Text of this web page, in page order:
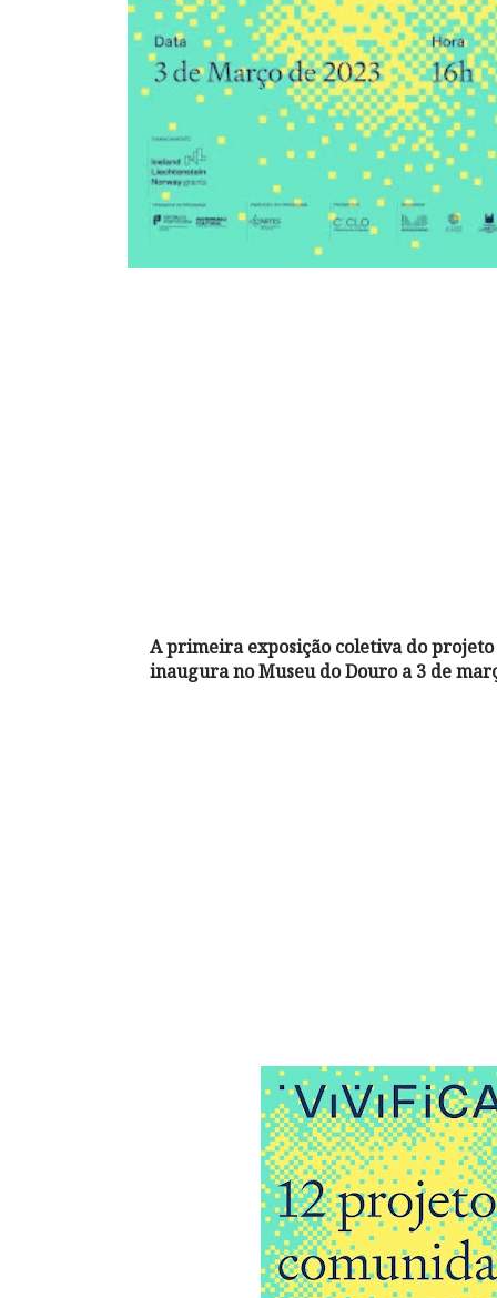
A primeira exposição coletiva do
inaugura no Museu do Douro a 3 de